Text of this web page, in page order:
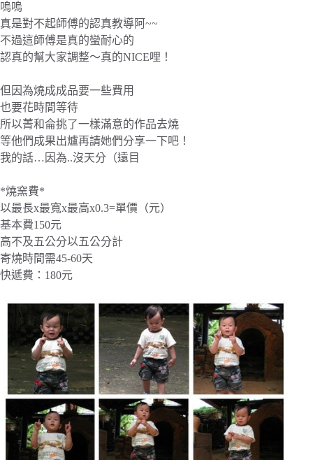
嗚嗚
真是對不起師傅的認真教導阿~~
不過這師傅是真的蠻耐心的
認真的幫大家調整～真的NICE哩！
但因為燒成成品要一些費用
也要花時間等待
所以菁和侖挑了一樣滿意的作品去燒
等他們成果出爐再請她們分享一下吧！
我的話…因為..沒天分（遠目
*燒窯費*
以最長x最寬x最高x0.3=單價（元）
基本費150元
高不及五公分以五公分計
寄燒時間需45-60天
快遞費：180元